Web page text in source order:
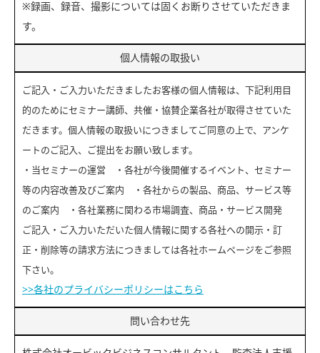
※録画、録音、撮影については固くお断りさせていただきま
す。
個人情報の取扱い
ご記入・ご入力いただきましたお客様の個人情報は、下記利用目
的のためにセミナー講師、共催・協賛企業各社が取得させていた
だきます。個人情報の取扱いにつきましてご同意の上で、アンケ
ートのご記入、ご提出をお願い致します。
・当セミナーの運営 ・各社が今後開催するイベント、セミナー
等の内容改善及びご案内 ・各社からの製品、商品、サービス等
のご案内 ・各社業務に関わる市場調査、商品・サービス開発
ご記入・ご入力いただいた個人情報に関する各社への開示・訂
正・削除等の請求方法につきましては各社ホームページをご参照
下さい。
>>各社のプライバシーポリシーはこちら
問い合わせ先